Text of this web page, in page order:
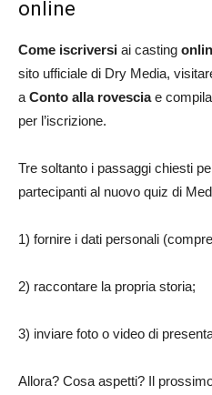
online
Come iscriversi ai casting
sito ufficiale di Dry Media,
a Conto alla rovesciae
per l’iscrizione.
Tre soltanto i passaggi chiesti
partecipanti al nuovo quiz di
1) fornire i dati personali
2) raccontare la propria storia;
3) inviare foto o video di
Allora? Cosa aspetti? Il